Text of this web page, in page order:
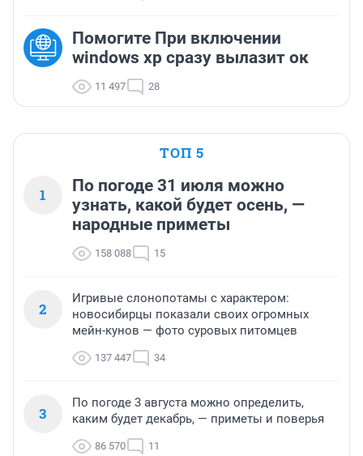
Помогите При включении
windows xp сразу вылазит ок
11 497 28
ТОП 5
1
По погоде 31 июля можно
узнать, какой будет осень, —
народные приметы
158 088 15
2
Игривые слонопотамы с характером:
новосибирцы показали своих огромных
мейн-кунов — фото суровых питомцев
137 447 34
3
По погоде 3 августа можно определить,
каким будет декабрь, — приметы и поверья
86 570 11